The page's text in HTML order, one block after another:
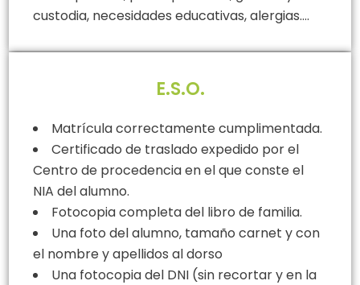
custodia, necesidades educativas, alergias….
E.S.O.
Matrícula correctamente cumplimentada.
Certificado de traslado expedido por el
Centro de procedencia en el que conste el
NIA del alumno.
Fotocopia completa del libro de familia.
Una foto del alumno, tamaño carnet y con
el nombre y apellidos al dorso
Una fotocopia del DNI (sin recortar y en la